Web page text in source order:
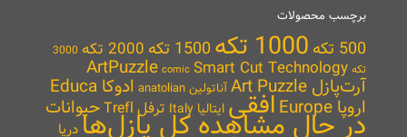
برچسب محصولات
500 تکه 1000 تکه 1500 تکه 2000 تکه
3000
تکه
ArtPuzzle comic Smart Cut Technology
آرت‌پازل Art Puzzle آناتولین anatolian ادوکا Educa
اروپا Europe افقی ایتالیا Italy ترفل Trefl حیواناتدر حال مشاهده کل پازل‌هادریا